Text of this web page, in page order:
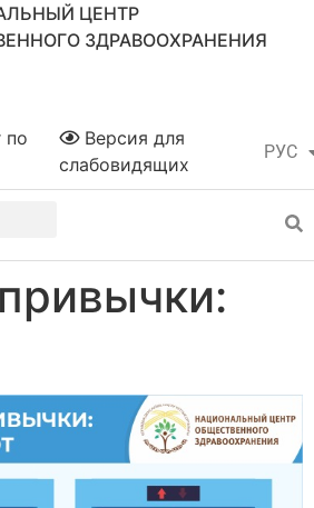
ЦЕНТР
ЗДРАВООХРАНЕНИЯ
РУС
ҚАЗ
Версия для
слабовидящих
по